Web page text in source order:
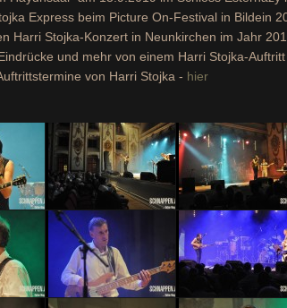
Express beim Picture On-Festival in Bildein
Harri Stojka-Konzert in Neunkirchen im Jahr
und mehr von einem Harri Stojka-
von Harri Stojka - hier